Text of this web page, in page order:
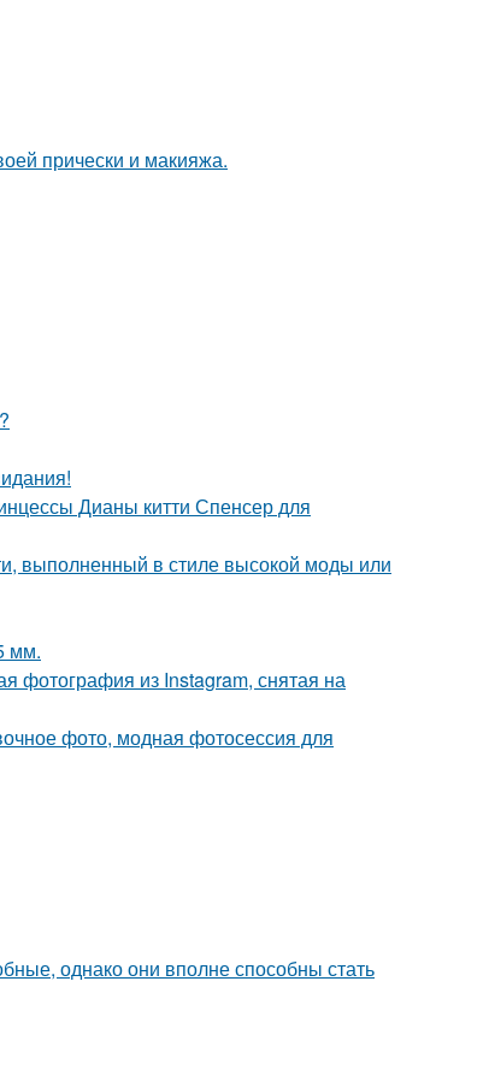
прически и макияжа.
Дианы китти Спенсер для
выполненный в стиле высокой моды или
мм.
фотография из Instagram, снятая на
фото, модная фотосессия для
однако они вполне способны стать